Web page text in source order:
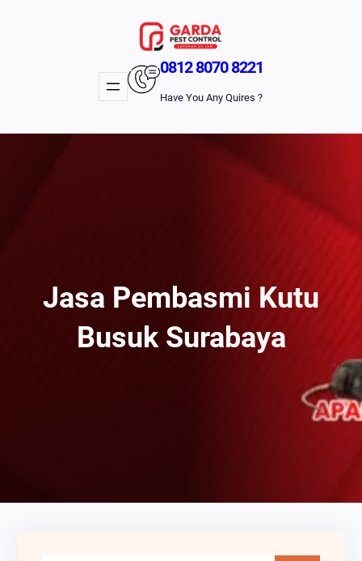
0812 8070 8221
Have You Any Quires ?
Jasa Pembasmi Kutu
Busuk Surabaya